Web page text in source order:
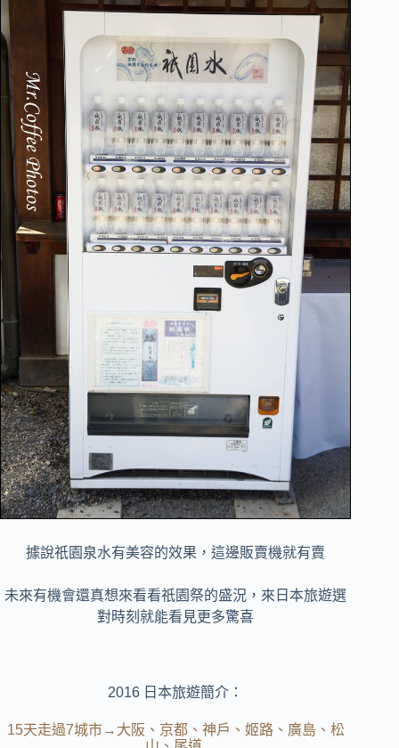
據說祇園泉水有美容的效果，這邊販賣機就有賣
未來有機會還真想來看看祇園祭的盛況， 來日本旅遊選
對時刻就能看見更多驚喜
2016 日本旅遊簡介：
15天走過7城市→大阪、京都、神戶、姬路、廣島、松